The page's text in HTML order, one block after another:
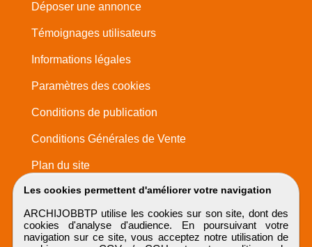
Les cookies permettent d'améliorer votre navigation
ARCHIJOBBTP utilise les cookies sur son site, dont des
cookies d'analyse d'audience. En poursuivant votre
navigation sur ce site, vous acceptez notre utilisation de
Déposer une annonce
Témoignages utilisateurs
Informations légales
Paramètres des cookies
Conditions de publication
Conditions Générales de Vente
Plan du site